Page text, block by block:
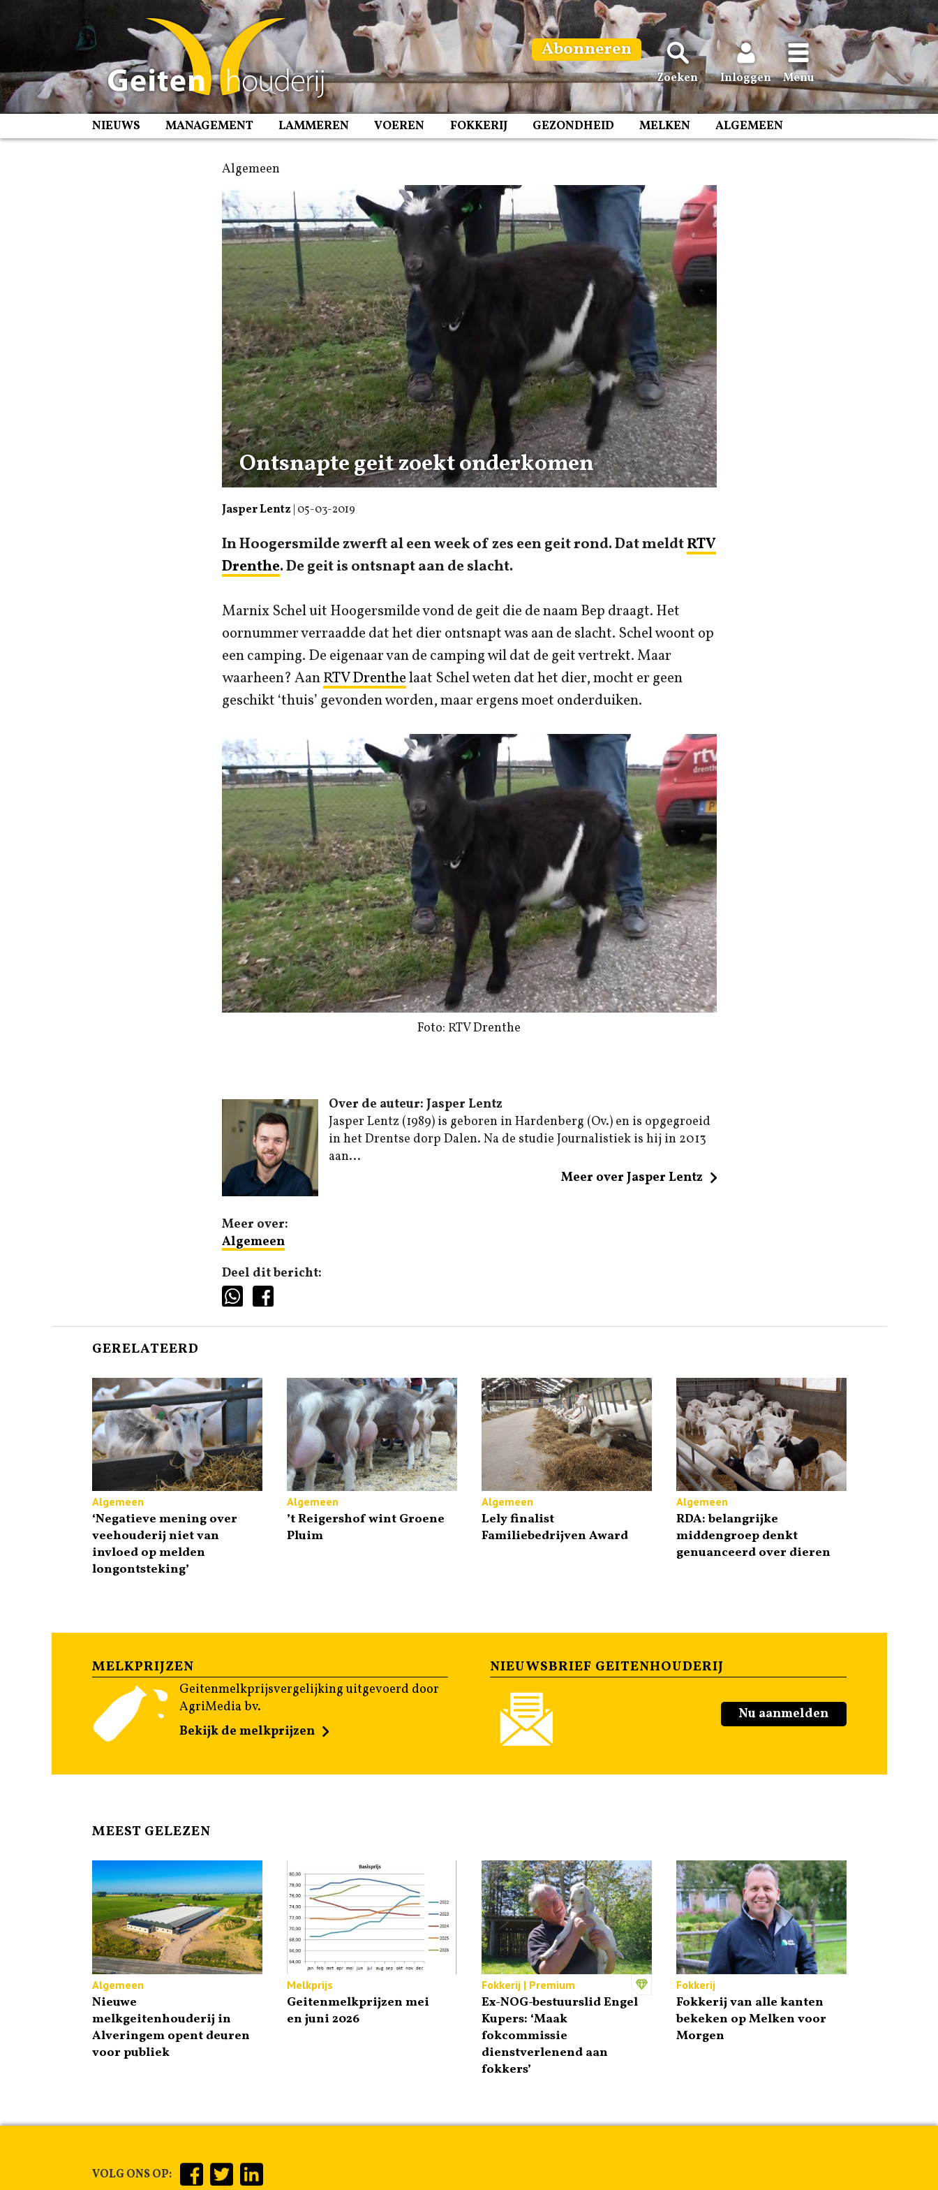
Abonneren
Zoeken Inloggen Menu
NIEUWS MANAGEMENT LAMMEREN VOEREN FOKKERIJ GEZONDHEID MELKEN ALGEMEEN
Algemeen
Ontsnapte geit zoekt onderkomen
Jasper Lentz 05-03-2019
In Hoogersmilde zwerft al een week of zes een geit rond. Dat meldtRTV
Drenthe. De geit is ontsnapt aan de slacht.
Marnix Schel uit Hoogersmilde vond de geit die de naam Bep draagt. Het
oornummer verraadde dat het dier ontsnapt was aan de slacht. Schel woont op
een camping. De eigenaar van de camping wil dat de geit vertrekt. Maar
waarheen? AanRTV Drenthelaat Schel weten dat het dier, mocht er geen
geschikt ‘thuis’ gevonden worden, maar ergens moet onderduiken.
Foto: RTV Drenthe
Over de auteur: Jasper Lentz
Jasper Lentz (1989) is geboren in Hardenberg (Ov.) en is opgegroeid
in het Drentse dorp Dalen. Na de studie Journalistiek is hij in 2013
aan...
Meer over Jasper Lentz
Meer over:
Algemeen
Deel dit bericht:
GERELATEERD
Algemeen
‘Negatieve mening over
veehouderij niet van
invloed op melden
longontsteking’
Algemeen
’t Reigershof wint Groene
Pluim
Algemeen
Lely finalist
Familiebedrijven Award
Algemeen
RDA: belangrijke
middengroep denkt
genuanceerd over dieren
MELKPRIJZEN
Geitenmelkprijsvergelijking uitgevoerd door
AgriMedia bv.
Bekijk de melkprijzen
NIEUWSBRIEF GEITENHOUDERIJ
Nu aanmelden
MEEST GELEZEN
Algemeen
Nieuwe
melkgeitenhouderij in
Alveringem opent deuren
voor publiek
Melkprijs
Geitenmelkprijzen mei
en juni 2026
Fokkerij | Premium
Ex-NOG-bestuurslid Engel
Kupers: ‘Maak
fokcommissie
dienstverlenend aan
fokkers’
Fokkerij
Fokkerij van alle kanten
bekeken op Melken voor
Morgen
VOLG ONS OP: